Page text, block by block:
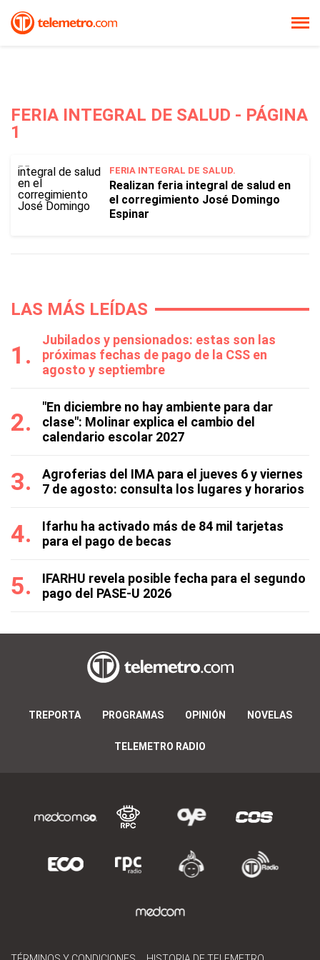
FERIA INTEGRAL DE SALUD - PÁGINA
1
FERIA INTEGRAL DE SALUD.
Realizan feria integral de salud en
el corregimiento José Domingo
Espinar
LAS MÁS LEÍDAS
Jubilados y pensionados: estas son las
próximas fechas de pago de la CSS en
agosto y septiembre
"En diciembre no hay ambiente para dar
clase": Molinar explica el cambio del
calendario escolar 2027
Agroferias del IMA para el jueves 6 y viernes
7 de agosto: consulta los lugares y horarios
Ifarhu ha activado más de 84 mil tarjetas
para el pago de becas
IFARHU revela posible fecha para el segundo
pago del PASE-U 2026
TREPORTA PROGRAMAS OPINIÓN NOVELAS
TELEMETRO RADIO